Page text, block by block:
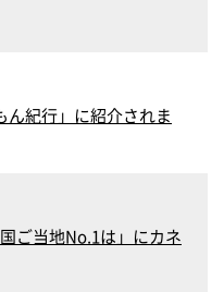
ん紀行」に紹介されま
ご当地No.1は」にカネ